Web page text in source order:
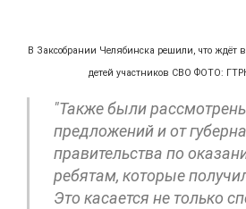
В Заксобрании Челябинска решили, что ждёт
детей участников СВО ФОТО:
"Также были
предложений и от
правительства по
ребятам, которые
Это касается не только